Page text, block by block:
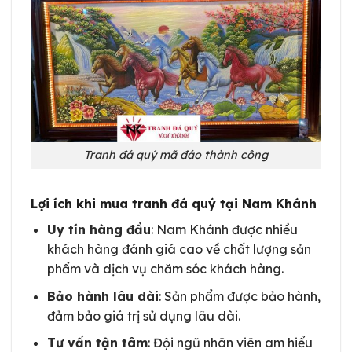
Tranh đá quý mã đáo thành công
Lợi ích khi mua tranh đá quý tại Nam Khánh
Uy tín hàng đầu: Nam Khánh được nhiều
khách hàng đánh giá cao về chất lượng sản
phẩm và dịch vụ chăm sóc khách hàng.
Bảo hành lâu dài: Sản phẩm được bảo hành,
đảm bảo giá trị sử dụng lâu dài.
Tư vấn tận tâm: Đội ngũ nhân viên am hiểu